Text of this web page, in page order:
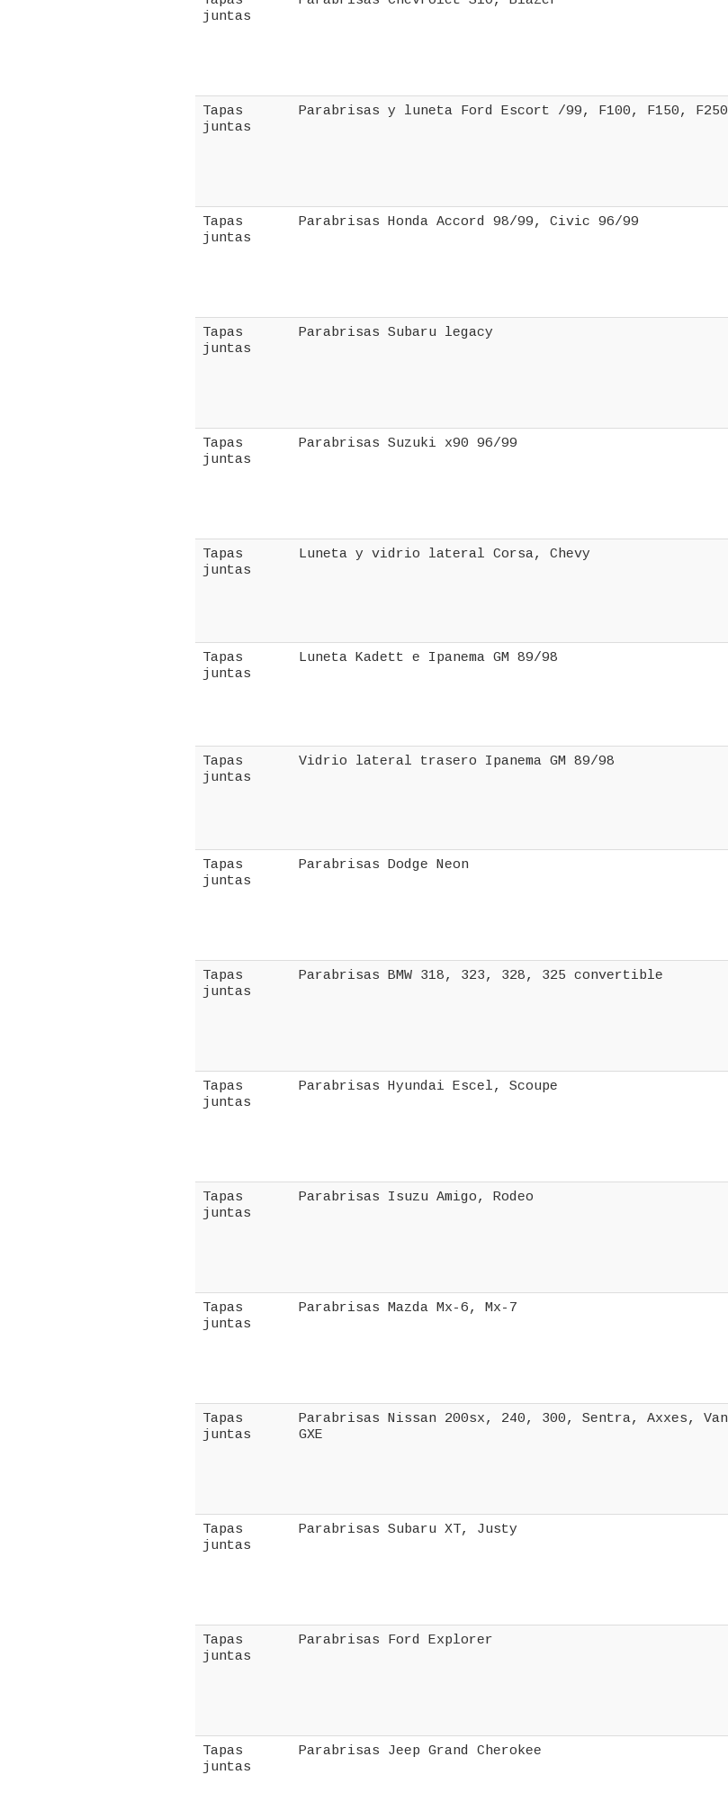
juntas
Tapas
juntas
Parabrisas y luneta Ford Escort /99, F100, F150, F250
Tapas
juntas
Parabrisas Honda Accord 98/99, Civic 96/99
Tapas
juntas
Parabrisas Subaru legacy
Tapas
juntas
Parabrisas Suzuki x90 96/99
Tapas
juntas
Luneta y vidrio lateral Corsa, Chevy
Tapas
juntas
Luneta Kadett e Ipanema GM 89/98
Tapas
juntas
Vidrio lateral trasero Ipanema GM 89/98
Tapas
juntas
Parabrisas Dodge Neon
Tapas
juntas
Parabrisas BMW 318, 323, 328, 325 convertible
Tapas
juntas
Parabrisas Hyundai Escel, Scoupe
Tapas
juntas
Parabrisas Isuzu Amigo, Rodeo
Tapas
juntas
Parabrisas Mazda Mx-6, Mx-7
Tapas
juntas
Parabrisas Nissan 200sx, 240, 300, Sentra, Axxes, Van
GXE
Tapas
juntas
Parabrisas Subaru XT, Justy
Tapas
juntas
Parabrisas Ford Explorer
Tapas
juntas
Parabrisas Jeep Grand Cherokee